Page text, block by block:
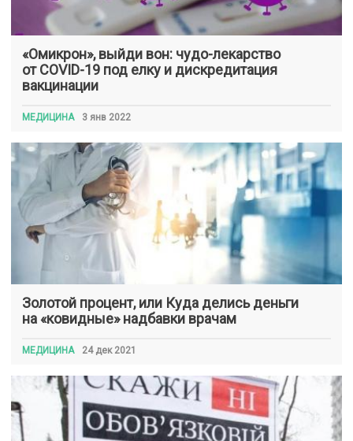
«Омикрон», выйди вон: чудо-лекарство
от COVID-19 под елку и дискредитация
вакцинации
МЕДИЦИНА 3 янв 2022
Золотой процент, или Куда делись деньги
на «ковидные» надбавки врачам
МЕДИЦИНА 24 дек 2021